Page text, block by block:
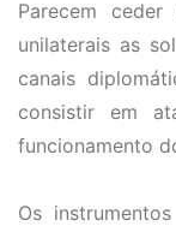
Parecem
unilaterais as
canais
consistir em
funcionamento
Os